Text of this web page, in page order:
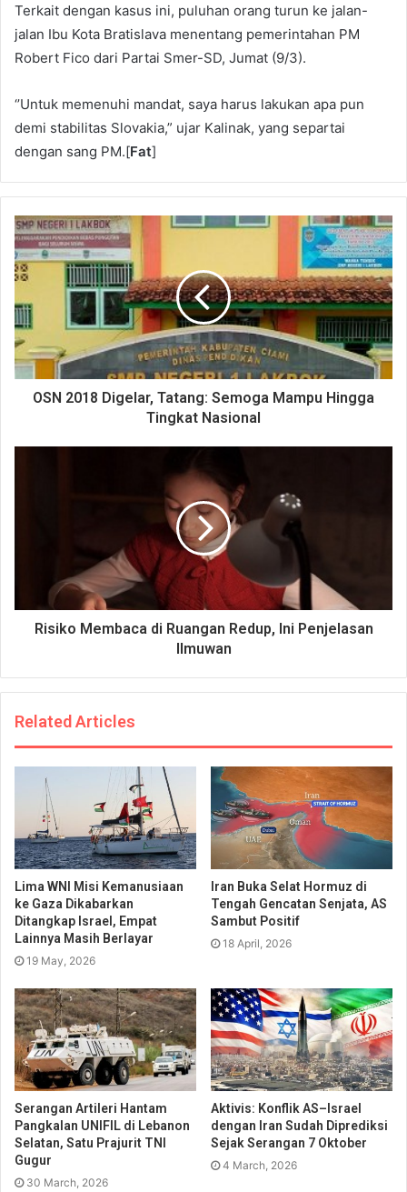
Terkait dengan kasus ini, puluhan orang turun ke jalan-
jalan Ibu Kota Bratislava menentang pemerintahan PM
Robert Fico dari Partai Smer-SD, Jumat (9/3).
‘’Untuk memenuhi mandat, saya harus lakukan apa pun
demi stabilitas Slovakia,” ujar Kalinak, yang separtai
dengan sang PM.[Fat]
OSN 2018 Digelar, Tatang: Semoga Mampu Hingga
Tingkat Nasional
Risiko Membaca di Ruangan Redup, Ini Penjelasan
Ilmuwan
Related Articles
Lima WNI Misi Kemanusiaan
ke Gaza Dikabarkan
Ditangkap Israel, Empat
Lainnya Masih Berlayar
19 May, 2026
Iran Buka Selat Hormuz di
Tengah Gencatan Senjata, AS
Sambut Positif
18 April, 2026
Serangan Artileri Hantam
Pangkalan UNIFIL di Lebanon
Selatan, Satu Prajurit TNI
Gugur
30 March, 2026
Aktivis: Konflik AS–Israel
dengan Iran Sudah Diprediksi
Sejak Serangan 7 Oktober
4 March, 2026